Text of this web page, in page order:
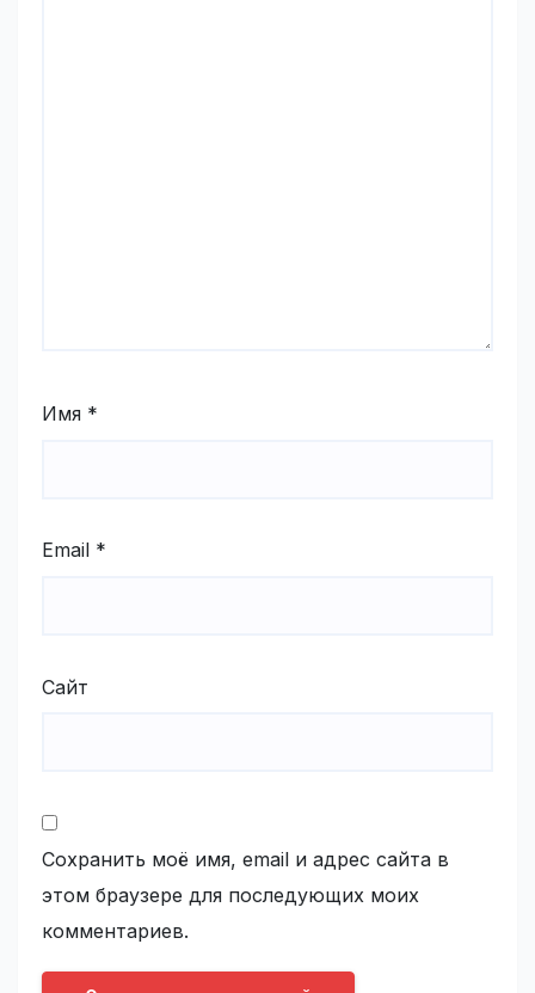
Имя *
Email *
Сайт
Сохранить моё имя, email и адрес сайта в
этом браузере для последующих моих
комментариев.